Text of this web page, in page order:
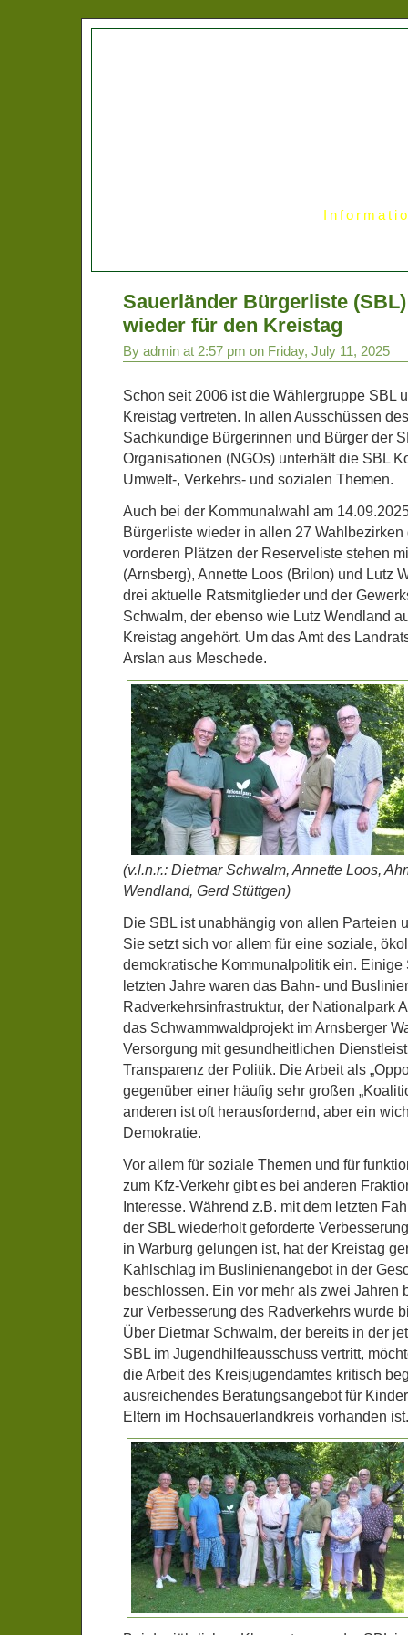
Sauerländer Bürgerliste
wieder für den Kreistag
By admin at 2:57 pm on Friday, July 11, 2025
Schon seit 2006 ist die Wählergruppe SBL
Kreistag vertreten. In allen Ausschüssen
Sachkundige Bürgerinnen und Bürger der
Organisationen (NGOs) unterhält die SBL
Umwelt-, Verkehrs- und sozialen Themen.
Auch bei der Kommunalwahl am
Bürgerliste wieder in allen 27
vorderen Plätzen der Reserveliste stehen
(Arnsberg), Annette Loos (Brilon) und Lutz
drei aktuelle Ratsmitglieder und der
Schwalm, der ebenso wie Lutz Wendland
Kreistag angehört. Um das Amt des
Arslan aus Meschede.
(v.l.n.r.: Dietmar Schwalm, Annette Loos,
Wendland, Gerd Stüttgen)
Die SBL ist unabhängig von allen Parteien
Sie setzt sich vor allem für eine soziale,
demokratische Kommunalpolitik ein. Einige
letzten Jahre waren das Bahn- und
Radverkehrsinfrastruktur, der Nationalpark
das Schwammwaldprojekt im Arnsberger
Versorgung mit gesundheitlichen
Transparenz der Politik. Die Arbeit als
gegenüber einer häufig sehr großen
anderen ist oft herausfordernd, aber ein
Demokratie.
Vor allem für soziale Themen und für
zum Kfz-Verkehr gibt es bei anderen
Interesse. Während z.B. mit dem letzten
der SBL wiederholt geforderte
in Warburg gelungen ist, hat der Kreistag
Kahlschlag im Buslinienangebot in der
beschlossen. Ein vor mehr als zwei Jahren
zur Verbesserung des Radverkehrs wurde
Über Dietmar Schwalm, der bereits in der
SBL im Jugendhilfeausschuss vertritt,
die Arbeit des Kreisjugendamtes kritisch
ausreichendes Beratungsangebot für
Eltern im Hochsauerlandkreis vorhanden ist.